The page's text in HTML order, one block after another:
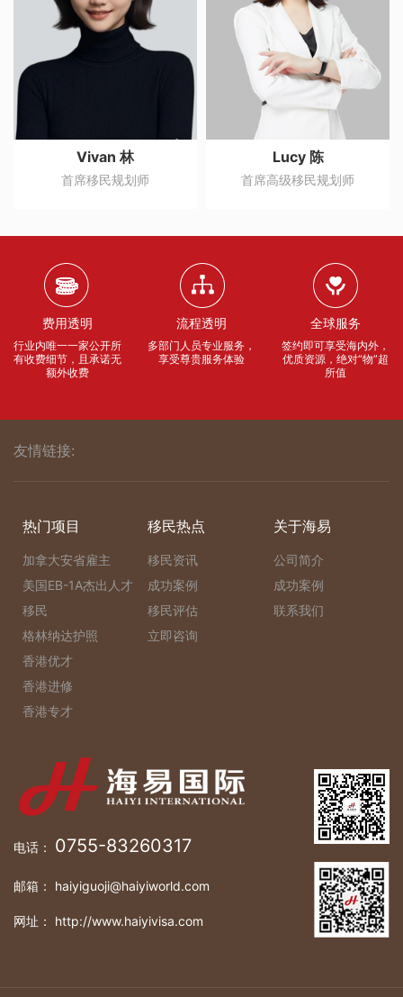
Lucy 陈
首席高级移民规划师
KaKa 陈
首席移民规划师
费用透明
行业内唯一一家公开所
有收费细节，且承诺无
额外收费
流程透明
多部门人员专业服务，
享受尊贵服务体验
全球服务
签约即可享受海内外，
优质资源，绝对“物”超
所值
友情链接:
热门项目
加拿大安省雇主
美国EB-1A杰出人才
移民
格林纳达护照
香港优才
香港进修
香港专才
移民热点
移民资讯
成功案例
移民评估
立即咨询
关于海易
公司简介
成功案例
联系我们
电话： 0755-83260317
邮箱： haiyiguoji@haiyiworld.com
网址： http://www.haiyivisa.com